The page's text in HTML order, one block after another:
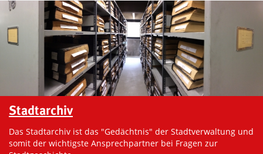
Kontaktinformationen und Weiterführendes
Stadtarchiv
Das Stadtarchiv ist das "Gedächtnis" der Stadtverwaltung und
somit der wichtigste Ansprechpartner bei Fragen zur